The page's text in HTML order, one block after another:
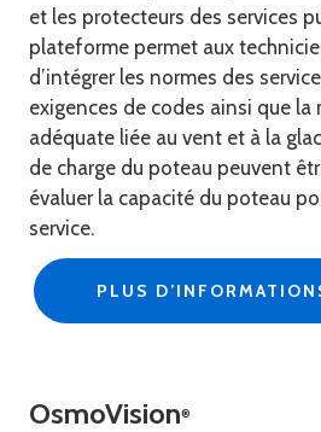
et les protecteurs des services
plateforme permet aux
d’intégrer les normes des
exigences de codes ainsi que
adéquate liée au vent et à la
de charge du poteau peuvent
évaluer la capacité du poteau
service.
PLUS
OsmoVision®